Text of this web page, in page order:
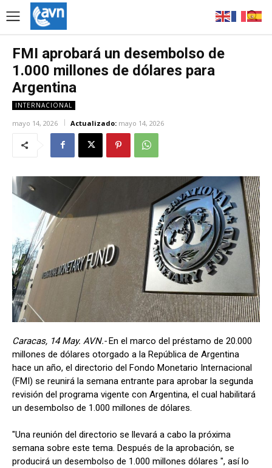
FMI aprobará un desembolso de
1.000 millones de dólares para
Argentina
INTERNACIONAL
mayo 14, 2026 Actualizado: mayo 14, 2026
Caracas, 14 May. AVN.-En el marco del préstamo de 20.000
millones de dólares otorgado a la República de Argentina
hace un año, el directorio del Fondo Monetario Internacional
(FMI) se reunirá la semana entrante para aprobar la segunda
revisión del programa vigente con Argentina, el cual habilitará
un desembolso de 1.000 millones de dólares.
"Una reunión del directorio se llevará a cabo la próxima
semana sobre este tema. Después de la aprobación, se
producirá un desembolso de 1.000 millones dólares ", así lo